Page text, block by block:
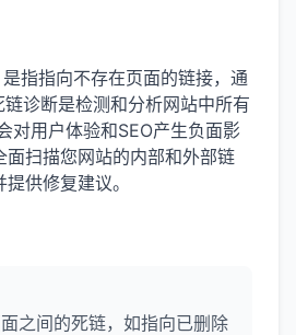
指指向不存在页面的链接，通
诊断是检测和分析网站中所有
对用户体验和SEO产生负面影
面扫描您网站的内部和外部链
供修复建议。
之间的死链，如指向已删除